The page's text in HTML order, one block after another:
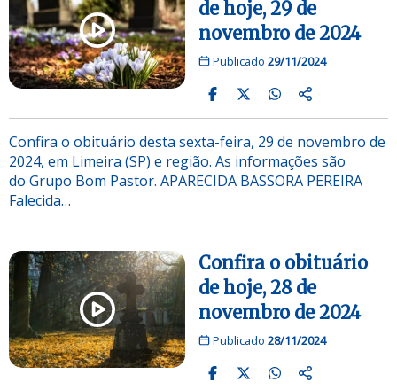
de hoje, 29 de
novembro de 2024
Publicado 29/11/2024
Confira o obituário desta sexta-feira, 29 de novembro de
2024, em Limeira (SP) e região. As informações são
do Grupo Bom Pastor. APARECIDA BASSORA PEREIRA
Falecida…
Confira o obituário
de hoje, 28 de
novembro de 2024
Publicado 28/11/2024